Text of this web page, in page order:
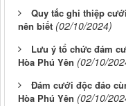
Quy tắc ghi thiệp
nên biết (02/10/2024)
Lưu ý tổ chức đám
Hòa Phú Yên (02/10/
Đám cưới độc đáo
Hòa Phú Yên (02/10/